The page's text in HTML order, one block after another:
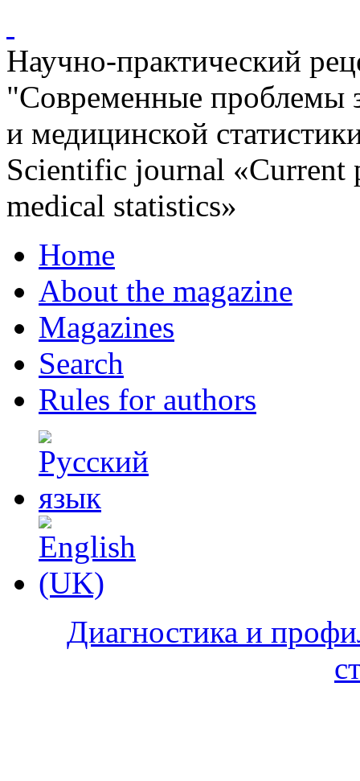
Научно-практический
"Современные проблемы
и медицинской
Scientific journal «Current
medical statistics»
Home
About the magazine
Magazines
Search
Rules for authors
Диагностика и